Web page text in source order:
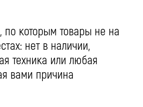
по которым товары не на
нет в наличии,
техника или любая
вами причина